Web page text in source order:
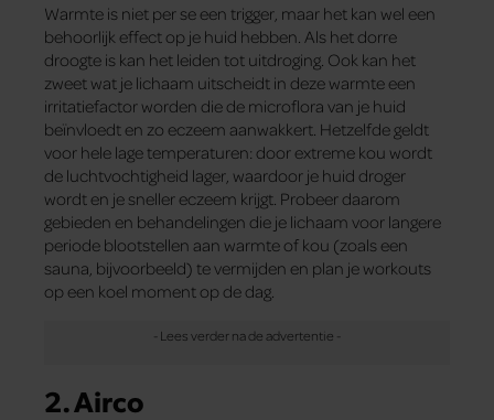
Warmte is niet per se een trigger, maar het kan wel een
behoorlijk effect op je huid hebben. Als het dorre
droogte is kan het leiden tot uitdroging. Ook kan het
zweet wat je lichaam uitscheidt in deze warmte een
irritatiefactor worden die de microflora van je huid
beïnvloedt en zo eczeem aanwakkert. Hetzelfde geldt
voor hele lage temperaturen: door extreme kou wordt
de luchtvochtigheid lager, waardoor je huid droger
wordt en je sneller eczeem krijgt. Probeer daarom
gebieden en behandelingen die je lichaam voor langere
periode blootstellen aan warmte of kou (zoals een
sauna, bijvoorbeeld) te vermijden en plan je workouts
op een koel moment op de dag.
2. Airco